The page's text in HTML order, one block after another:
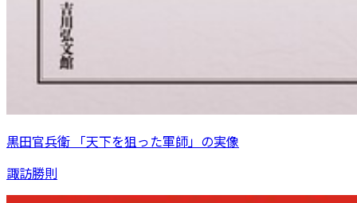
黒田官兵衛 「天下を狙った軍師」の実像
諏訪勝則